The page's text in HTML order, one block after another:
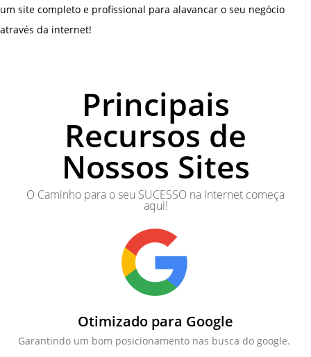
um site completo e profissional para alavancar o seu negócio
através da internet!
Principais
Recursos de
Nossos Sites
O Caminho para o seu SUCESSO na Internet começa
aqui!
Otimizado para Google
Garantindo um bom posicionamento nas busca do google.